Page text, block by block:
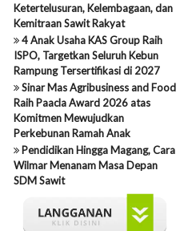
Ketertelusuran, Kelembagaan, dan
Kemitraan Sawit Rakyat
4 Anak Usaha KAS Group Raih
ISPO, Targetkan Seluruh Kebun
Rampung Tersertifikasi di 2027
Sinar Mas Agribusiness and Food
Raih Paacla Award 2026 atas
Komitmen Mewujudkan
Perkebunan Ramah Anak
Pendidikan Hingga Magang, Cara
Wilmar Menanam Masa Depan
SDM Sawit